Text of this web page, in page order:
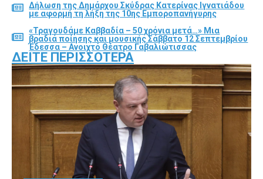
Δήλωση της Δημάρχου Σκύδρας Κατερίνας Ιγνατιάδου
με αφορμή τη λήξη της 10ης Εμποροπανήγυρης
«Τραγουδάμε Καββαδία – 50 χρόνια μετά…» Μια
βραδιά ποίησης και μουσικής Σάββατο 12 Σεπτεμβρίου
Έδεσσα – Ανοιχτό Θέατρο Γαβαλιώτισσας
ΔΕΊΤΕ ΠΕΡΙΣΣΌΤΕΡΑ